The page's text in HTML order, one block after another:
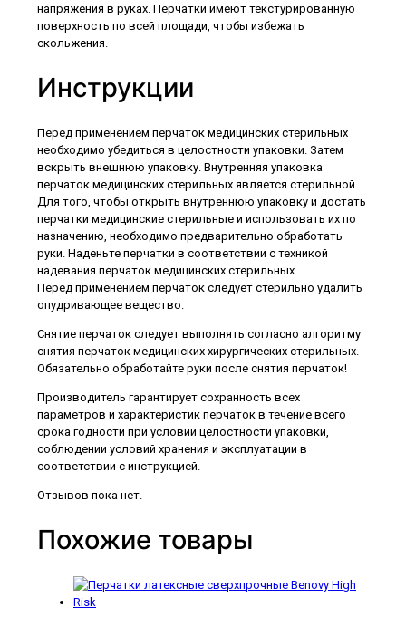
напряжения в руках. Перчатки имеют текстурированную
поверхность по всей площади, чтобы избежать
скольжения.
Инструкции
Перед применением перчаток медицинских стерильных
необходимо убедиться в целостности упаковки. Затем
вскрыть внешнюю упаковку. Внутренняя упаковка
перчаток медицинских стерильных является стерильной.
Для того, чтобы открыть внутреннюю упаковку и достать
перчатки медицинские стерильные и использовать их по
назначению, необходимо предварительно обработать
руки. Наденьте перчатки в соответствии с техникой
надевания перчаток медицинских стерильных.
Перед применением перчаток следует стерильно удалить
опудривающее вещество.
Снятие перчаток следует выполнять согласно алгоритму
снятия перчаток медицинских хирургических стерильных.
Обязательно обработайте руки после снятия перчаток!
Производитель гарантирует сохранность всех
параметров и характеристик перчаток в течение всего
срока годности при условии целостности упаковки,
соблюдении условий хранения и эксплуатации в
соответствии с инструкцией.
Отзывов пока нет.
Похожие товары